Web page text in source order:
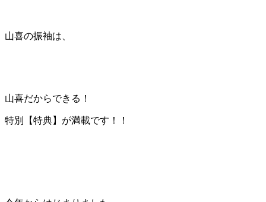
山喜の振袖は、
山喜だからできる！
特別【特典】が満載です！！